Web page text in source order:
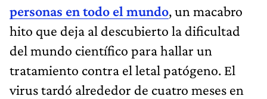
personas en todo el mundo, un macabro
hito que deja al descubierto la dificultad
del mundo científico para hallar un
tratamiento contra el letal patógeno. El
virus tardó alrededor de cuatro meses en